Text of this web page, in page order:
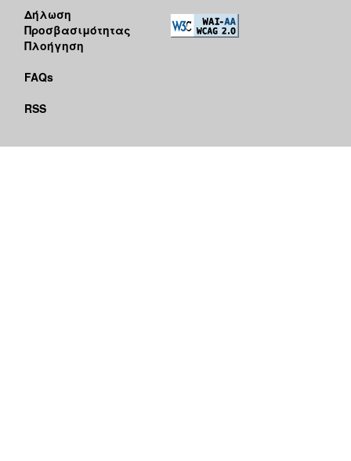
Δήλωση
Προσβασιμότητας
Πλοήγηση
FAQs
RSS